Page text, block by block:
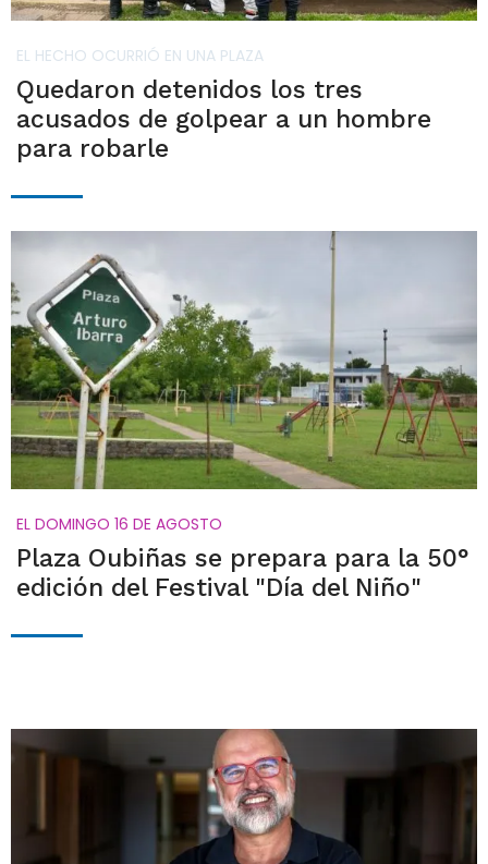
EL HECHO OCURRIÓ EN UNA PLAZA
Quedaron detenidos los tres
acusados de golpear a un hombre
para robarle
EL DOMINGO 16 DE AGOSTO
Plaza Oubiñas se prepara para la 50°
edición del Festival "Día del Niño"